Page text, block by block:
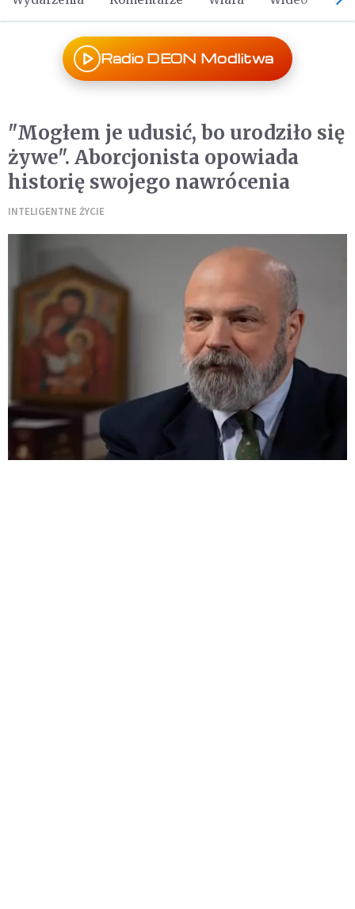
Radio DEON Modlitwa
"Mogłem je udusić, bo urodziło się
żywe". Aborcjonista opowiada
historię swojego nawrócenia
INTELIGENTNE ŻYCIE